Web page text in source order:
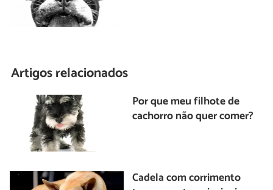
Artigos relacionados
Por que meu filhote de
cachorro não quer comer?
Cadela com corrimento